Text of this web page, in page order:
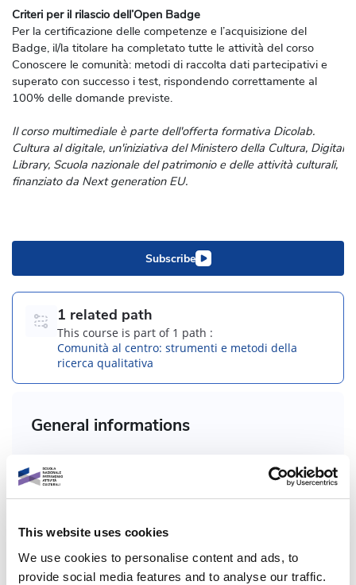
This website uses cookies
We use cookies to personalise content and ads, to
provide social media features and to analyse our traffic.
Criteri per il rilascio dell’Open Badge
Per la certificazione delle competenze e l’acquisizione del
Badge, il/la titolare ha completato tutte le attività del corso
Conoscere le comunità: metodi di raccolta dati partecipativi e
superato con successo i test, rispondendo correttamente al
100% delle domande previste.
Il corso multimediale è parte dell'offerta formativa Dicolab.
Cultura al digitale, un'iniziativa del Ministero della Cultura, Digital
Library, Scuola nazionale del patrimonio e delle attività culturali,
finanziato da Next generation EU.
Subscribe
1 related path
This course is part of 1 path :
Comunità al centro: strumenti e metodi della
ricerca qualitativa
General informations
Course code :
Who:Tammaro Anna Maria
Course format:Multimedia